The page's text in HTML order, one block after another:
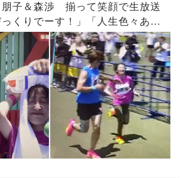
朋子＆森渉 揃って笑顔で生放送
くりでーす！」「人生色々ある